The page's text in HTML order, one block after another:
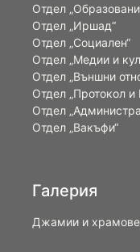
Отдел
Отдел „Иршад“
Отдел „Социален“
Отдел „Медии и
Отдел „Външни
Oтдел „Протокол
Отдел
Отдел „Вакъфи“
Галерия
Джамии и храмове